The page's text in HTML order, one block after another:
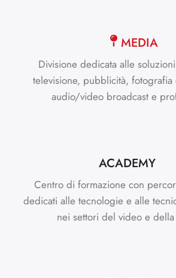
MEDIA
Divisione dedicata alle
televisione, pubblicità,
audio/video broadcast e
ACADEMY
Centro di formazione con
dedicati alle tecnologie e alle
nei settori del video e della